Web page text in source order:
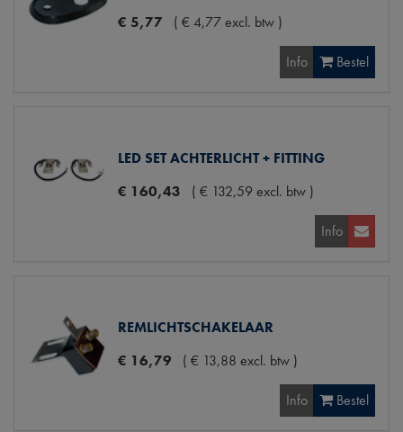
€ 5,77 ( €4,77excl. btw )
Info Bestel
LED SET ACHTERLICHT + FITTING
€ 160,43 ( € 132,59 excl. btw )
Info
REMLICHTSCHAKELAAR
€ 16,79 ( € 13,88 excl. btw )
Info Bestel